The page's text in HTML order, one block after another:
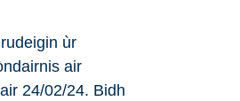
ùr
air
24/02/24. Bidh